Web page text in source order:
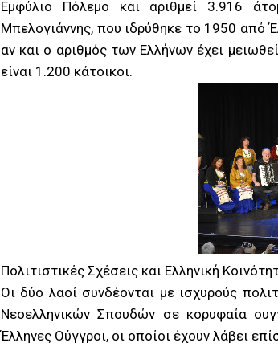
Εμφύλιο Πόλεμο και αριθμεί 3.916
Μπελογιάννης, που ιδρύθηκε το 1950 από
αν και ο αριθμός των Ελλήνων έχει
είναι 1.200 κάτοικοι.
Πολιτιστικές Σχέσεις και Ελληνική
Οι δύο λαοί συνδέονται με ισχυρούς
Νεοελληνικών Σπουδών σε κορυφαία
Έλληνες Ούγγροι, οι οποίοι έχουν λάβει